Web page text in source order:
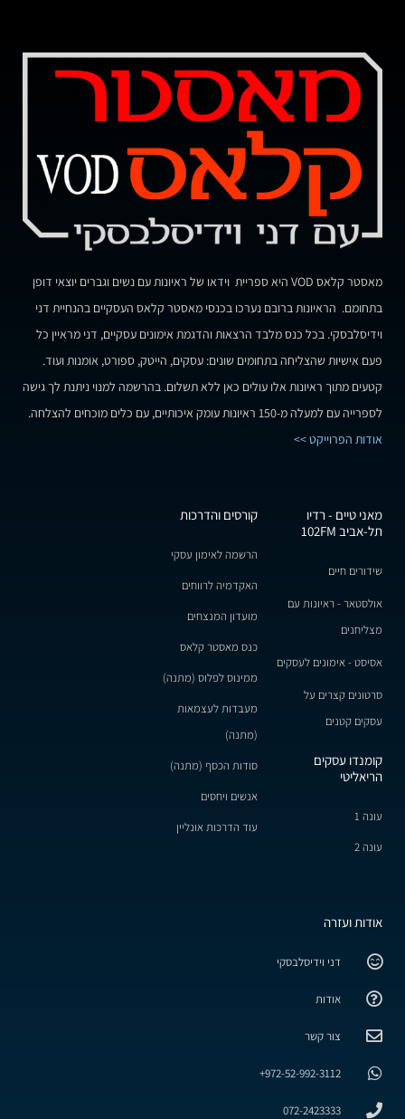
מאסטר קלאס VOD היא ספריית וידאו של ראיונות עם נשים וגברים יוצאי דופן
בתחומם. הראיונות ברובם נערכו בכנסי מאסטר קלאס העסקיים בהנחיית דני
וידיסלבסקי. בכל כנס מלבד הרצאות והדגמת אימונים עסקיים, דני מראיין כל
פעם אישיות שהצליחה בתחומים שונים: עסקים, הייטק, ספורט, אומנות ועוד.
קטעים מתוך ראיונות אלו עולים כאן ללא תשלום. בהרשמה למנוי ניתנת לך גישה
לספרייה עם למעלה מ-150 ראיונות עומק איכותיים, עם כלים מוכחים להצלחה.
אודות הפרוייקט >>
מאני טיים - רדיו
תל-אביב 102FM
שידורים חיים
אולסטאר - ראיונות עם
מצליחנים
אסיסט - אימונים לעסקים
סרטונים קצרים על
עסקים קטנים
קומנדו עסקים
הריאליטי
עונה 1
עונה 2
קורסים והדרכות
הרשמה לאימון עסקי
האקדמיה לרווחים
מועדון המנצחים
כנס מאסטר קלאס
ממינוס לפלוס (מתנה)
מעבדות לעצמאות
(מתנה)
סודות הכסף (מתנה)
אנשים ויחסים
עוד הדרכות אונליין
אודות ועזרה
דני וידיסלבסקי
אודות
צור קשר
972-52-992-3112+
072-2423333